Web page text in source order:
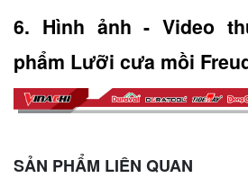
6. Hình ảnh - Video
phẩm Lưỡi cưa mồi
SẢN PHẨM LIÊN QUAN